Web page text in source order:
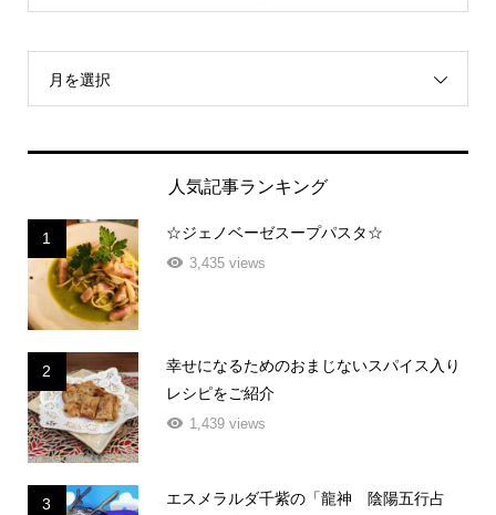
月を選択
人気記事ランキング
1 ☆ジェノベーゼスープパスタ☆
3,435 views
2
幸せになるためのおまじないスパイス入り
レシピをご紹介
1,439 views
3
エスメラルダ千紫の「龍神 陰陽五行占